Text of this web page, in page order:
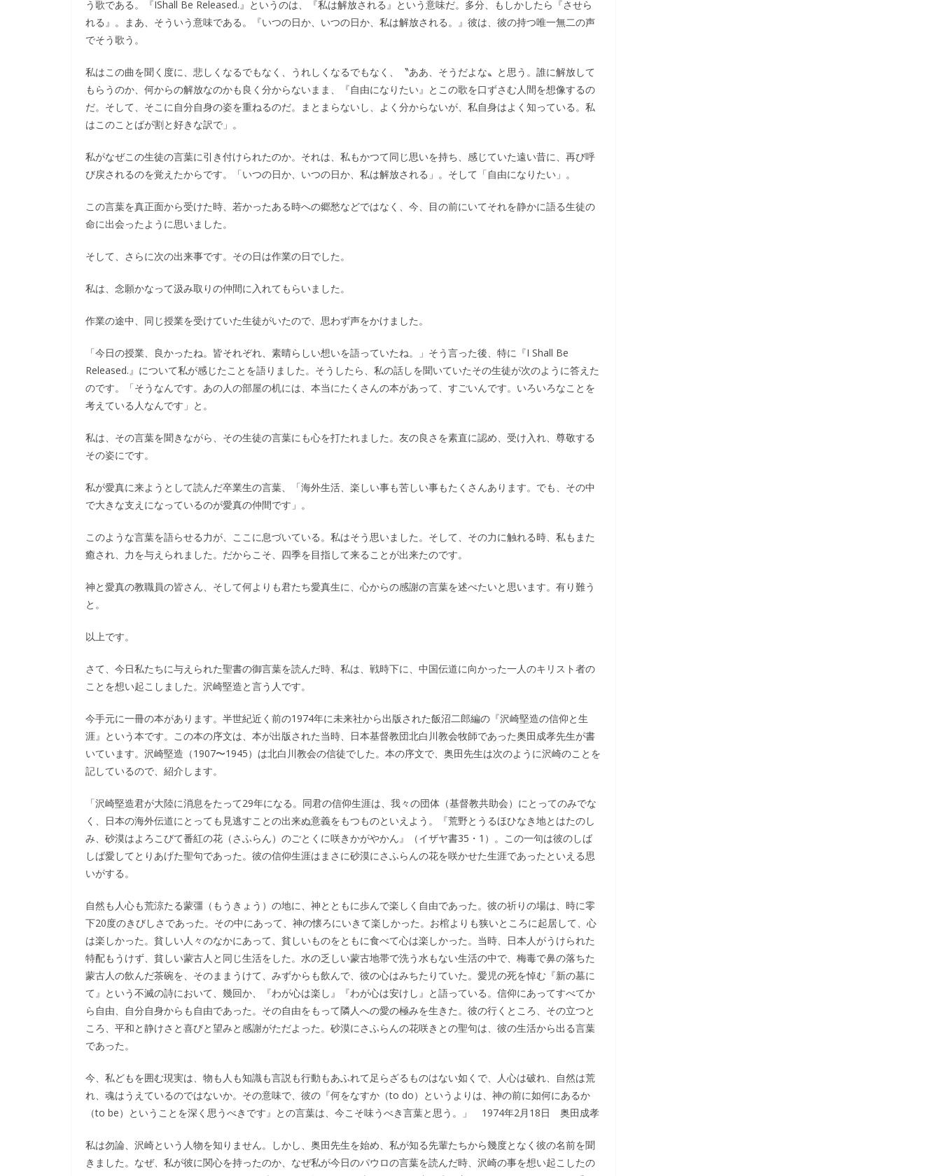
う歌である。『IShall Be Released.』というのは、『私は解放される』という意味だ。多分、もしかしたら『させら
れる』。まあ、そういう意味である。『いつの日か、いつの日か、私は解放される。』彼は、彼の持つ唯一無二の声
でそう歌う。
私はこの曲を聞く度に、悲しくなるでもなく、うれしくなるでもなく、〝ああ、そうだよな〟と思う。誰に解放して
もらうのか、何からの解放なのかも良く分からないまま、『自由になりたい』とこの歌を口ずさむ人間を想像するの
だ。そして、そこに自分自身の姿を重ねるのだ。まとまらないし、よく分からないが、私自身はよく知っている。私
はこのことばが割と好きな訳で」。
私がなぜこの生徒の言葉に引き付けられたのか。それは、私もかつて同じ思いを持ち、感じていた遠い昔に、再び呼
び戻されるのを覚えたからです。「いつの日か、いつの日か、私は解放される」。そして「自由になりたい」。
この言葉を真正面から受けた時、若かったある時への郷愁などではなく、今、目の前にいてそれを静かに語る生徒の
命に出会ったように思いました。
そして、さらに次の出来事です。その日は作業の日でした。
私は、念願かなって汲み取りの仲間に入れてもらいました。
作業の途中、同じ授業を受けていた生徒がいたので、思わず声をかけました。
「今日の授業、良かったね。皆それぞれ、素晴らしい想いを語っていたね。」そう言った後、特に『I Shall Be
Released.』について私が感じたことを語りました。そうしたら、私の話しを聞いていたその生徒が次のように答えた
のです。「そうなんです。あの人の部屋の机には、本当にたくさんの本があって、すごいんです。いろいろなことを
考えている人なんです」と。
私は、その言葉を聞きながら、その生徒の言葉にも心を打たれました。友の良さを素直に認め、受け入れ、尊敬する
その姿にです。
私が愛真に来ようとして読んだ卒業生の言葉、「海外生活、楽しい事も苦しい事もたくさんあります。でも、その中
で大きな支えになっているのが愛真の仲間です」。
このような言葉を語らせる力が、ここに息づいている。私はそう思いました。そして、その力に触れる時、私もまた
癒され、力を与えられました。だからこそ、四季を目指して来ることが出来たのです。
神と愛真の教職員の皆さん、そして何よりも君たち愛真生に、心からの感謝の言葉を述べたいと思います。有り難う
と。
以上です。
さて、今日私たちに与えられた聖書の御言葉を読んだ時、私は、戦時下に、中国伝道に向かった一人のキリスト者の
ことを想い起こしました。沢崎堅造と言う人です。
今手元に一冊の本があります。半世紀近く前の1974年に未来社から出版された飯沼二郎編の『沢崎堅造の信仰と生
涯』という本です。この本の序文は、本が出版された当時、日本基督教団北白川教会牧師であった奥田成孝先生が書
いています。沢崎堅造（1907〜1945）は北白川教会の信徒でした。本の序文で、奥田先生は次のように沢崎のことを
記しているので、紹介します。
「沢崎堅造君が大陸に消息をたって29年になる。同君の信仰生涯は、我々の団体（基督教共助会）にとってのみでな
く、日本の海外伝道にとっても見逃すことの出来ぬ意義をもつものといえよう。『荒野とうるほひなき地とはたのし
み、砂漠はよろこびて番紅の花（さふらん）のごとくに咲きかがやかん』（イザヤ書35・1）。この一句は彼のしば
しば愛してとりあげた聖句であった。彼の信仰生涯はまさに砂漠にさふらんの花を咲かせた生涯であったといえる思
いがする。
自然も人心も荒涼たる蒙彊（もうきょう）の地に、神とともに歩んで楽しく自由であった。彼の祈りの場は、時に零
下20度のきびしさであった。その中にあって、神の懐ろにいきて楽しかった。お棺よりも狭いところに起居して、心
は楽しかった。貧しい人々のなかにあって、貧しいものをともに食べて心は楽しかった。当時、日本人がうけられた
特配もうけず、貧しい蒙古人と同じ生活をした。水の乏しい蒙古地帯で洗う水もない生活の中で、梅毒で鼻の落ちた
蒙古人の飲んだ茶碗を、そのままうけて、みずからも飲んで、彼の心はみちたりていた。愛児の死を悼む『新の墓に
て』という不滅の詩において、幾回か、『わが心は楽し』『わが心は安けし』と語っている。信仰にあってすべてか
ら自由、自分自身からも自由であった。その自由をもって隣人への愛の極みを生きた。彼の行くところ、その立つと
ころ、平和と静けさと喜びと望みと感謝がただよった。砂漠にさふらんの花咲きとの聖句は、彼の生活から出る言葉
であった。
今、私どもを囲む現実は、物も人も知識も言説も行動もあふれて足らざるものはない如くで、人心は破れ、自然は荒
れ、魂はうえているのではないか。その意味で、彼の『何をなすか（to do）というよりは、神の前に如何にあるか
（to be）ということを深く思うべきです』との言葉は、今こそ味うべき言葉と思う。」 1974年2月18日 奥田成孝
私は勿論、沢崎という人物を知りません。しかし、奥田先生を始め、私が知る先輩たちから幾度となく彼の名前を聞
きました。なぜ、私が彼に関心を持ったのか、なぜ私が今日のパウロの言葉を読んだ時、沢崎の事を想い起こしたの